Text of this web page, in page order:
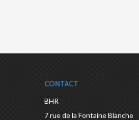
CONTACT
BHR
7 rue de la Fontaine Blanche